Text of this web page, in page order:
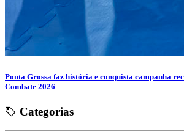
Ponta Grossa faz história e conquista campanha
Combate 2026
Categorias